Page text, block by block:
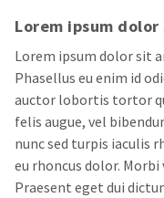
Lorem ipsum
Lorem ipsum dolor sit
Phasellus eu enim id
auctor lobortis tortor
felis augue, vel
nunc sed turpis iaculis
eu rhoncus dolor.
Praesent eget dui